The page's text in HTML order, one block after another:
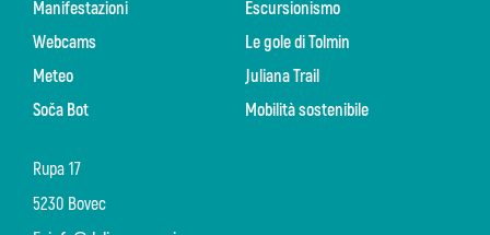
Rupa 17
5230 Bovec
Manifestazioni
Webcams
Meteo
Soča Bot
Escursionismo
Le gole di Tolmin
Juliana Trail
Mobilità sostenibile